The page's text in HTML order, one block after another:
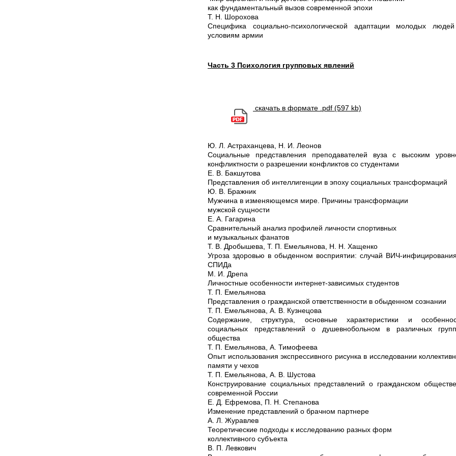
как фундаментальный вызов современной эпохи
Т. Н. Шорохова
Специфика социально-психологической адаптации молодых
условиям армии
Часть 3 Психология групповых явлений
скачать в формате .pdf (597 kb)
Ю. Л. Астраханцева, Н. И. Леонов
Социальные представления преподавателей вуза c высоким
конфликтности о разрешении конфликтов со студентами
Е. В. Бакшутова
Представления об интеллигенции в эпоху социальных трансформаций
Ю. В. Бражник
Мужчина в изменяющемся мире. Причины трансформации
мужской сущности
Е. А. Гагарина
Сравнительный анализ профилей личности спортивных
и музыкальных фанатов
Т. В. Дробышева, Т. П. Емельянова, Н. Н. Хащенко
Угроза здоровью в обыденном восприятии: случай ВИЧ-
СПИДа
М. И. Дрепа
Личностные особенности интернет-зависимых студентов
Т. П. Емельянова
Представления о гражданской ответственности в обыденном сознании
Т. П. Емельянова, А. В. Кузнецова
Содержание, структура, основные характеристики и
социальных представлений о душевнобольном в различных
общества
Т. П. Емельянова, А. Тимофеева
Опыт использования экспрессивного рисунка в исследовании
памяти у чехов
Т. П. Емельянова, А. В. Шустова
Конструирование социальных представлений о гражданском
современной России
Е. Д. Ефремова, П. Н. Степанова
Изменение представлений о брачном партнере
А. Л. Журавлев
Теоретические подходы к исследованию разных форм
коллективного субъекта
В. П. Левкович